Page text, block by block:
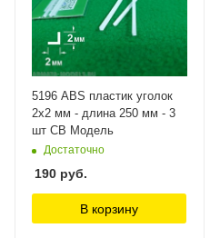
5196 ABS пластик уголок
2х2 мм - длина 250 мм - 3
шт СВ Модель
Достаточно
190 руб.
В корзину